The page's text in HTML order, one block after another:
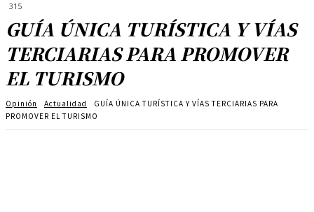
315
GUÍA ÚNICA TURÍSTICA Y VÍAS
TERCIARIAS PARA PROMOVER
EL TURISMO
Opinión Actualidad
GUÍA ÚNICA TURÍSTICA Y VÍAS TERCIARIAS PARA
PROMOVER EL TURISMO